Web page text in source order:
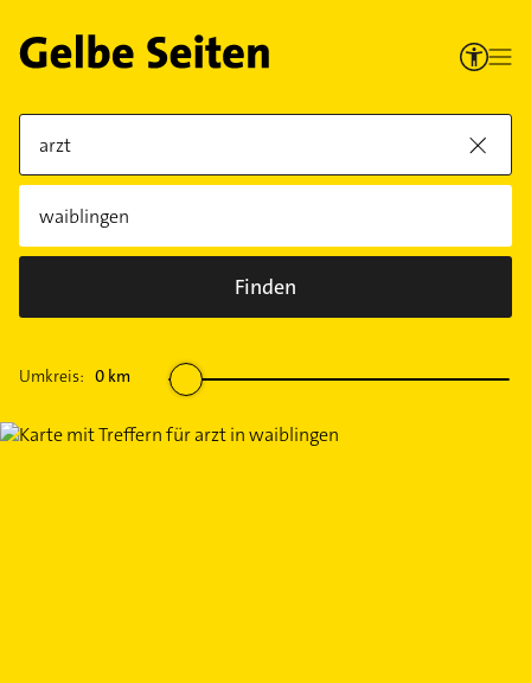
Finden
Umkreis: 0 km